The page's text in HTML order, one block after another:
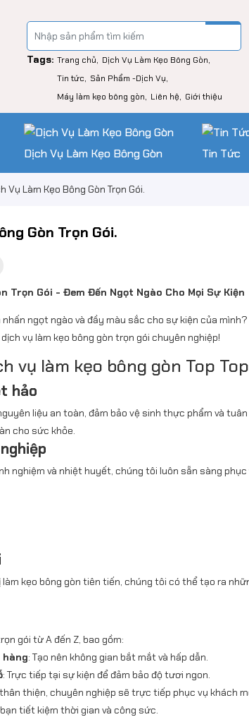
Tags: Trang chủ
Dịch Vụ Làm Kẹo Bông Gòn
Tin tức
Sản Phẩm -Dịch Vụ
Máy làm kẹo bông gòn
Liên hệ Giới thiệu
Dịch Vụ Làm Kẹo Bông Gòn Tin Tức
Vụ Làm Kẹo Bông Gòn Trọn Gói.
Gòn Trọn Gói.
Trọn Gói - Đem Đến Ngọt Ngào Cho Mọi Sự Kiện
ngọt ngào và đầy màu sắc cho sự kiện của
vụ làm kẹo bông gòn trọn gói chuyên nghiệp!
vụ làm kẹo bông gòn Top
hảo
liệu an toàn, đảm bảo vệ sinh thực phẩm và
cho sức khỏe.
nghiệm và nhiệt huyết, chúng tôi luôn sẵn sàng
kẹo bông gòn tiên tiến, chúng tôi có thể tạo ra
gói từ A đến Z, bao gồm:
: Tạo nên không gian bắt mắt và hấp dẫn.
: Trực tiếp tại sự kiện để đảm bảo độ tươi ngon.
thân thiện, chuyên nghiệp sẽ trực tiếp phục vụ khách
bạn tiết kiệm thời gian và công sức.